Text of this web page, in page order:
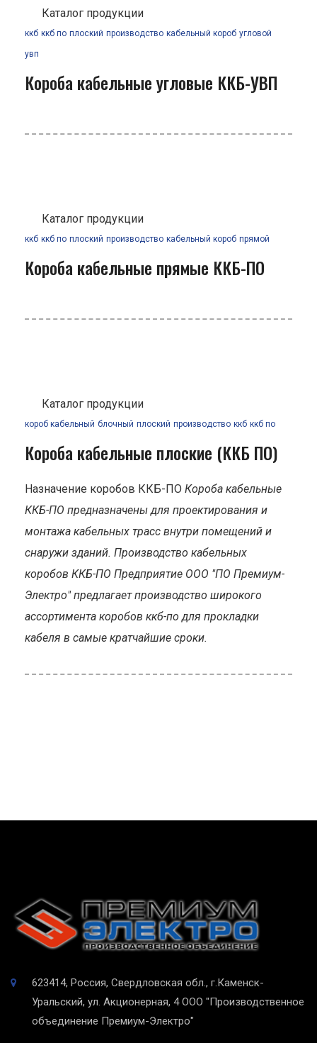
Каталог продукции
ккб ккб по плоский производство кабельный короб угловой
увп
Короба кабельные угловые ККБ-УВП
Каталог продукции
ккб ккб по плоский производство кабельный короб прямой
Короба кабельные прямые ККБ-ПО
Каталог продукции
короб кабельный блочный плоский производство ккб ккб по
Короба кабельные плоские (ККБ ПО)
Назначение коробов ККБ-ПО Короба кабельные
ККБ-ПО предназначены для проектирования и
монтажа кабельных трасс внутри помещений и
снаружи зданий. Производство кабельных
коробов ККБ-ПО Предприятие ООО "ПО Премиум-
Электро" предлагает производство широкого
ассортимента коробов ккб-по для прокладки
кабеля в самые кратчайшие сроки.
623414, Россия, Свердловская обл., г.Каменск-
Уральский, ул. Акционерная, 4 ООО "Производственное
объединение Премиум-Электро"